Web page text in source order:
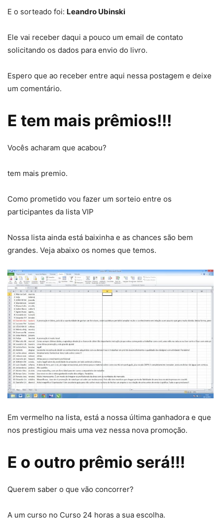
E o sorteado foi: Leandro Ubinski
Ele vai receber daqui a pouco um email de contato
solicitando os dados para envio do livro.
Espero que ao receber entre aqui nessa postagem e deixe
um comentário.
E tem mais prêmios!!!
Vocês acharam que acabou?
tem mais premio.
Como prometido vou fazer um sorteio entre os
participantes da lista VIP
Nossa lista ainda está baixinha e as chances são bem
grandes. Veja abaixo os nomes que temos.
Em vermelho na lista, está a nossa última ganhadora e que
nos prestigiou mais uma vez nessa nova promoção.
E o outro prêmio será!!!
Querem saber o que vão concorrer?
A um curso no Curso 24 horas a sua escolha.